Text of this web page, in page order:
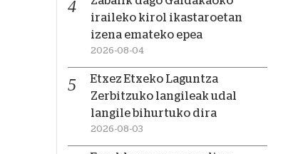
iraileko kirol ikastaroetan
izena emateko epea
2026-08-04
Etxez Etxeko Laguntza
Zerbitzuko langileak udal
langile bihurtuko dira
2026-08-03